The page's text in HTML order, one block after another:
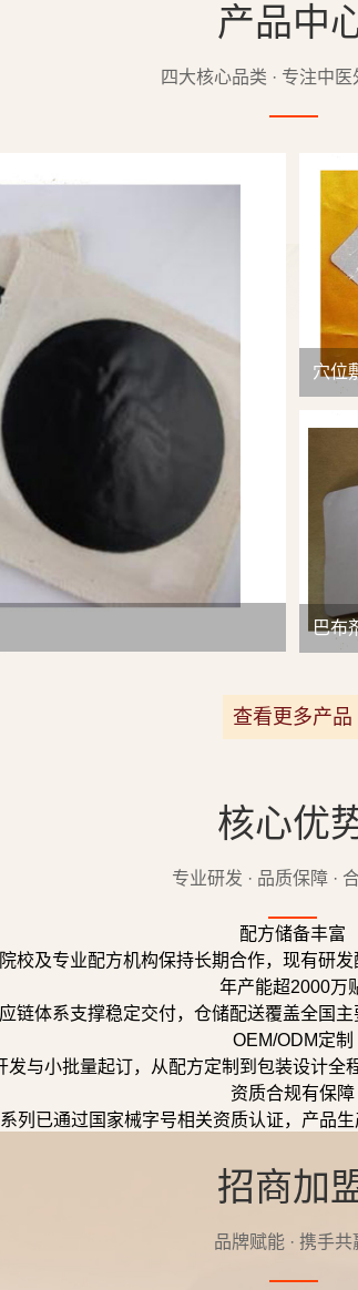
产品中
四大核心品类 · 专注中
穴位
巴布
查看更多产品
核心优
专业研发 · 品质保障 ·
配方储备丰富
校及专业配方机构保持长期合作，现有研
年产能超2000万
链体系支撑稳定交付，仓储配送覆盖全国
OEM/ODM定制
发与小批量起订，从配方定制到包装设计全
资质合规有保障
列已通过国家械字号相关资质认证，产品
招商加
品牌赋能 · 携手共